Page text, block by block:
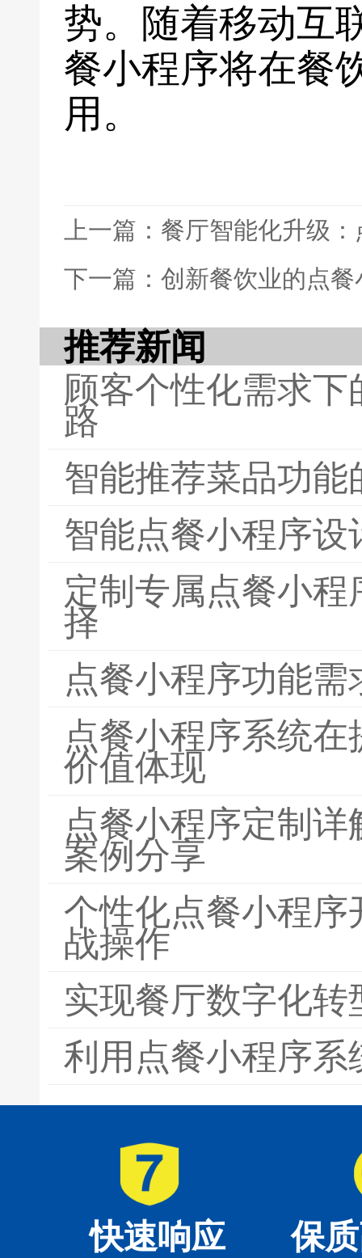
势。随着移动互
餐小程序将在餐
用。
上一篇：餐厅智能化升级
下一篇：创新餐饮业的点
推荐新闻
顾客个性化需求
路
智能推荐菜品功
智能点餐小程序设
定制专属点餐小
择
点餐小程序功能
点餐小程序系统
价值体现
点餐小程序定制
案例分享
个性化点餐小程
战操作
实现餐厅数字化
利用点餐小程序
快速响应 保